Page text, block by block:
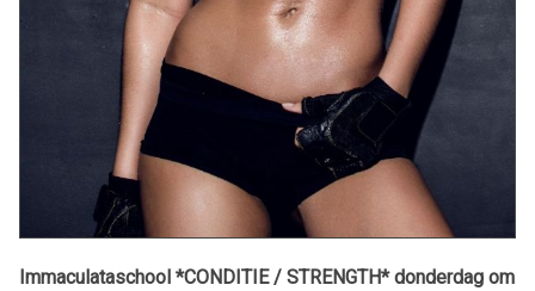
Immaculataschool *CONDITIE / STRENGTH* donderdag om